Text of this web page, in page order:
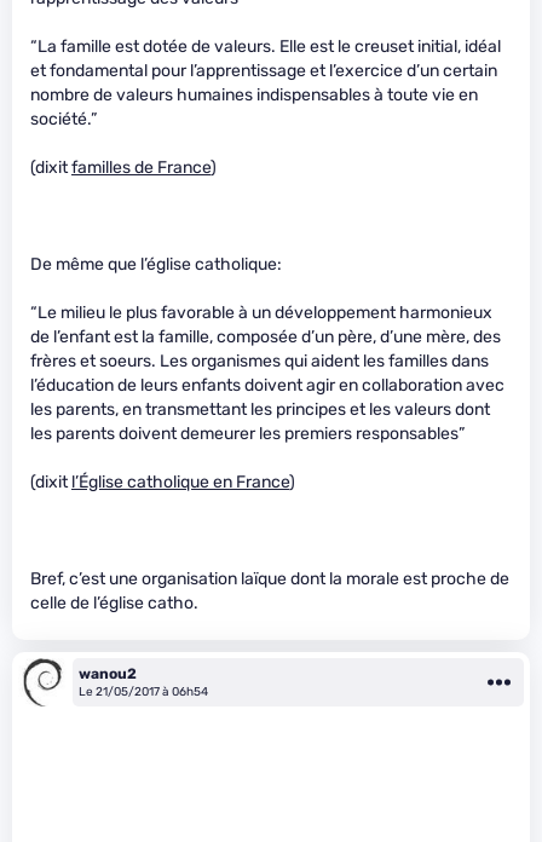
“La famille est dotée de valeurs. Elle est le creuset initial, idéal
et fondamental pour l’apprentissage et l’exercice d’un certain
nombre de valeurs humaines indispensables à toute vie en
société.”
(dixitfamilles de France)
De même que l’église catholique:
“Le milieu le plus favorable à un développement harmonieux
de l’enfant est la famille, composée d’un père, d’une mère, des
frères et soeurs. Les organismes qui aident les familles dans
l’éducation de leurs enfants doivent agir en collaboration avec
les parents, en transmettant les principes et les valeurs dont
les parents doivent demeurer les premiers responsables”
(dixitl’Église catholique en France)
Bref, c’est une organisation laïque dont la morale est proche de
celle de l’église catho.
wanou2
Le 21/05/2017 à 06h54